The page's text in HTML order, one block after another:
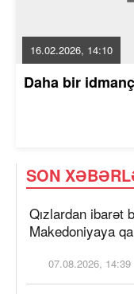
16.02.2026, 14:10
Daha bir
SON
Qızlardan ibarət
Makedoniyaya
07.08.2026, 14:39